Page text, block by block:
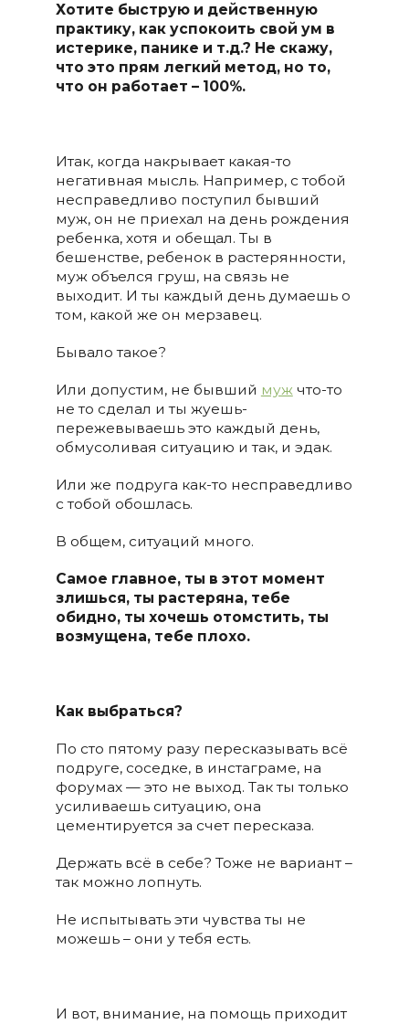
Хотите быструю и действенную
практику, как успокоить свой ум в
истерике, панике и т.д.? Не скажу,
что это прям легкий метод, но то,
что он работает – 100%.
Итак, когда накрывает какая-то
негативная мысль. Например, с тобой
несправедливо поступил бывший
муж, он не приехал на день рождения
ребенка, хотя и обещал. Ты в
бешенстве, ребенок в растерянности,
муж объелся груш, на связь не
выходит. И ты каждый день думаешь о
том, какой же он мерзавец.
Бывало такое?
Или допустим, не бывший мужчто-то
не то сделал и ты жуешь-
пережевываешь это каждый день,
обмусоливая ситуацию и так, и эдак.
Или же подруга как-то несправедливо
с тобой обошлась.
В общем, ситуаций много.
Самое главное, ты в этот момент
злишься, ты растеряна, тебе
обидно, ты хочешь отомстить, ты
возмущена, тебе плохо.
Как выбраться?
По сто пятому разу пересказывать всё
подруге, соседке, в инстаграме, на
форумах — это не выход. Так ты только
усиливаешь ситуацию, она
цементируется за счет пересказа.
Держать всё в себе? Тоже не вариант –
так можно лопнуть.
Не испытывать эти чувства ты не
можешь – они у тебя есть.
И вот, внимание, на помощь приходит